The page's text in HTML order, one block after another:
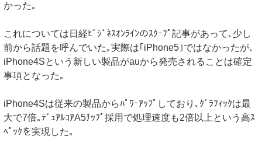
かった｡
これについては日経ﾋﾞｼﾞﾈｽｵﾝﾗｲﾝのｽｸｰﾌﾟ記事があって､少し
前から話題を呼んでいた｡実際は｢iPhone5｣ではなかったが､
iPhone4Sという新しい製品がauから発売されることは確定
事項となった｡
iPhone4Sは従来の製品からﾊﾟﾜｰｱｯﾌﾟしており､ｸﾞﾗﾌｨｯｸは最
大で7倍｡ﾃﾞｭｱﾙｺｱA5ﾁｯﾌﾟ採用で処理速度も2倍以上という高ｽ
ﾍﾟｯｸを実現した｡